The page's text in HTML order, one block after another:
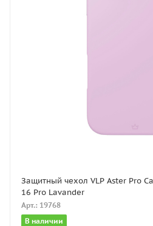
Защитный чехол VLP Aster Pro
16 Pro Lavander
Арт.: 19768
В наличии